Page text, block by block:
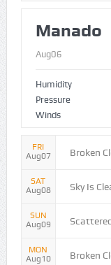
Manado
Aug06
Humidity
Pressure
Winds
FRI
Aug07
Broken
SAT
Aug08
Sky Is
SUN
Aug09
MON
Aug10
Broken